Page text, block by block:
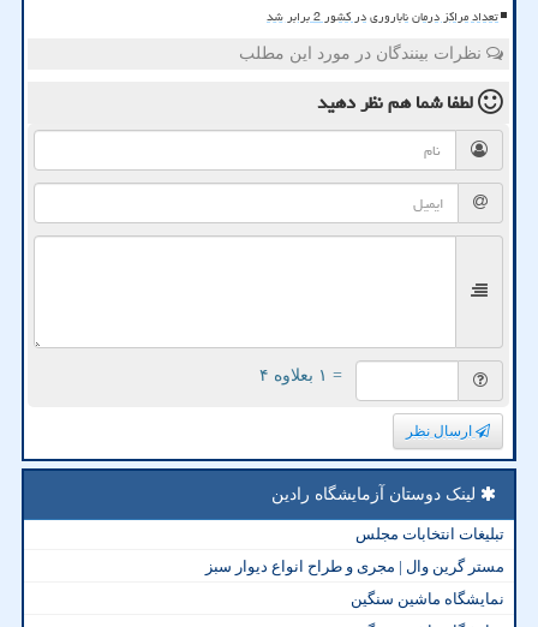
تعداد مراکز درمان ناباروری در کشور 2 برابر شد
نظرات بینندگان در مورد این مطلب
لطفا شما همنظر دهید
= ۱ بعلاوه ۴
ارسال نظر
لینک دوستان آزمایشگاه رادین
تبلیغات انتخابات مجلس
مستر گرین وال | مجری و طراح انواع دیوار سبز
نمایشگاه ماشین سنگین